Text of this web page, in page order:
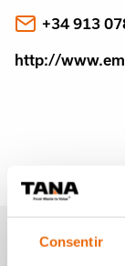
Consentir
+34 913
http://